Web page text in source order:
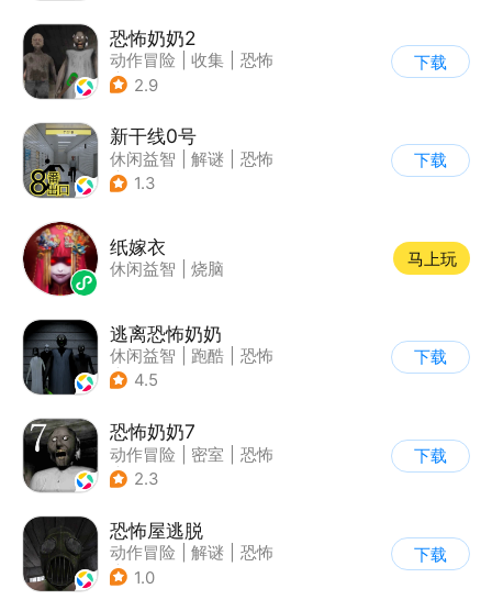
恐怖奶奶2
动作冒险 收集
恐怖
| 恐怖奶奶
2.9
下载
新干线0号
休闲益智 解谜
恐怖
| 写实
1.3
下载
纸嫁衣
休闲益智 烧脑
马上玩
逃离恐怖奶奶
休闲益智 跑酷
恐怖
| 卡通
4.5
下载
恐怖奶奶7
动作冒险 密室
恐怖
| 恐怖奶奶
2.3
下载
恐怖屋逃脱
动作冒险 解谜
恐怖
| 暗黑
1.0
下载